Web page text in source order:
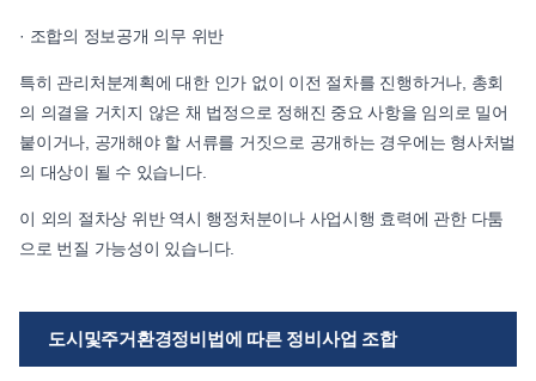
· 조합의 정보공개 의무 위반
특히 관리처분계획에 대한 인가 없이 이전 절차를 진행하거나, 총회
의 의결을 거치지 않은 채 법정으로 정해진 중요 사항을 임의로 밀어
붙이거나, 공개해야 할 서류를 거짓으로 공개하는 경우에는 형사처벌
의 대상이 될 수 있습니다.
이 외의 절차상 위반 역시 행정처분이나 사업시행 효력에 관한 다툼
으로 번질 가능성이 있습니다.
도시및주거환경정비법에 따른 정비사업 조합